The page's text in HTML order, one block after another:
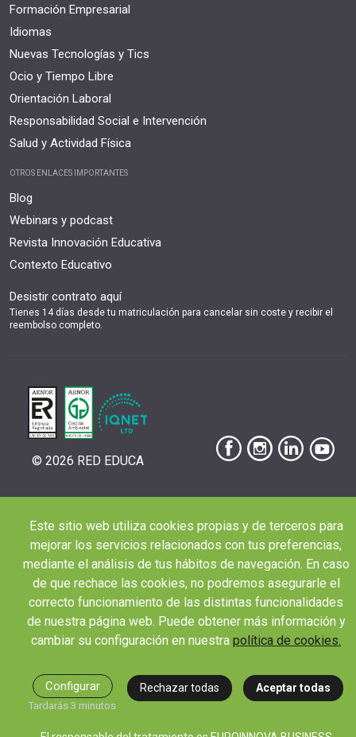
Formación Empresarial
Idiomas
Nuevas Tecnologías y Tics
Ocio y Tiempo Libre
Orientación Laboral
Responsabilidad Social e Intervención
Salud y Actividad Física
OTROS ENLACES IMPORTANTES
Blog
Webinars y podcast
Revista Innovación Educativa
Contexto Educativo
Desistir contrato aquí
Tienes 14 días desde tu matriculación para cancelar sin coste y recibir el
reembolso completo.
© 2026 RED EDUCA
| | |
|
Este sitio web utiliza cookies propias y de terceros para
mejorar los servicios relacionados con tus preferencias,
mediante el análisis de tus hábitos de navegación. En caso
de que rechace las cookies, no podremos asegurarle el
correcto funcionamiento de las distintas funcionalidades
de nuestra página web. Puede obtener más información y
cambiar su configuración en nuestra política de cookies.
Configurar
Tardarás 3 minutos
Rechazar todas Aceptar todas